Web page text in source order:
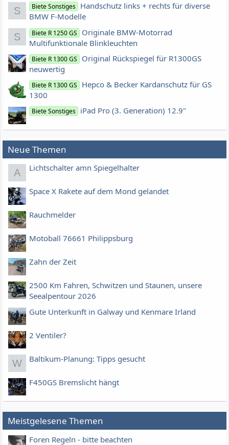
S Biete Sonstiges Handschutz links + rechts für diverse
BMW F-Modelle
S Biete R 1250 GS
Originale BMW-Motorrad
Multifunktionale Blinkleuchten
Biete R 1300 GS
Original Rückspiegel für R1300GS
neuwertig
Biete R 1300 GS
Hepco & Becker Kardanschutz für GS
1300
Biete Sonstiges iPad Pro (3. Generation) 12.9"
Neue Themen
A Lichtschalter amn Spiegelhalter
Space X Rakete auf dem Mond gelandet
Rauchmelder
Motoball 76661 Philippsburg
Zahn der Zeit
2500 Km Fahren, Schwitzen und Staunen, unsere
Seealpentour 2026
Gute Unterkunft in Galway und Kenmare Irland
2 Ventiler?
W Baltikum-Planung: Tipps gesucht
F450GS Bremslicht hängt
Meistgelesene Themen
Foren Regeln - bitte beachten